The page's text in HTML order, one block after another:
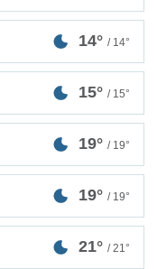
14° / 14°
15° / 15°
19° / 19°
19° / 19°
21° / 21°